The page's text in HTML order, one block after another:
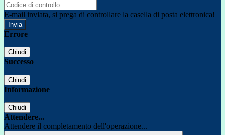
E-mail inviata, si prega di controllare la casella di posta elettronica!
Errore
Chiudi
Successo
Chiudi
Informazione
Chiudi
Attendere...
Attendere il completamento dell'operazione...